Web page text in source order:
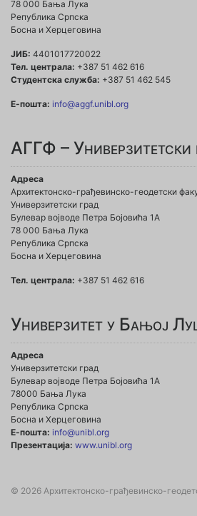
78 000 Бања Лука
Република Српска
Босна и Херцеговина
ЈИБ: 4401017720022
Тел. централа: +387 51 462 616
Студентска служба: +387 51 462 545
Е-пошта: info@aggf.unibl.org
АГГФ – Универзитетски
Адреса
Архитектонско-грађевинско-геодетски
Универзитетски град
Булевар војводе Петра Бојовића 1A
78 000 Бања Лука
Република Српска
Босна и Херцеговина
Тел. централа: +387 51 462 616
Универзитет у Бањој
Адреса
Универзитетски град
Булевар војводе Петра Бојовића 1А
78000 Бања Лука
Република Српска
Босна и Херцеговина
Е-пошта: info@unibl.org
Презентација: www.unibl.org
© 2026 Архитектонско-грађевинско-